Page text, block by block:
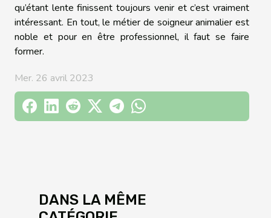
qu’étant lente finissent toujours venir et c’est vraiment
intéressant. En tout, le métier de soigneur animalier est
noble et pour en être professionnel, il faut se faire
former.
Mer. 26 avril 2023
DANS LA MÊME